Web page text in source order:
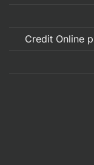
Credit Online